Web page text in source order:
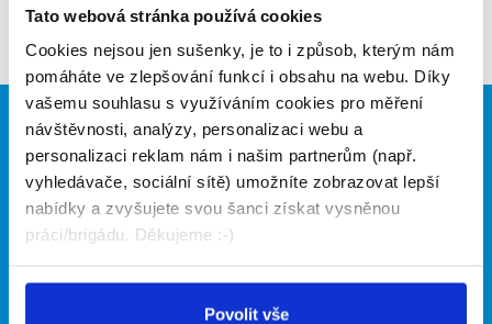
Tato webová stránka používá cookies
Cookies nejsou jen sušenky, je to i způsob, kterým nám
pomáháte ve zlepšování funkcí i obsahu na webu. Díky
vašemu souhlasu s využíváním cookies pro měření
návštěvnosti, analýzy, personalizaci webu a
personalizaci reklam nám i našim partnerům (např.
vyhledávače, sociální sítě) umožníte zobrazovat lepší
nabídky a zvyšujete svou šanci získat vysněnou
práci/brigádu. Děkujeme :-)
Povolit vše
Zpět
Brigádníci
Články
Hledané brigády
Firmy
Vložit inzerát
Ceník
Naše další projekty